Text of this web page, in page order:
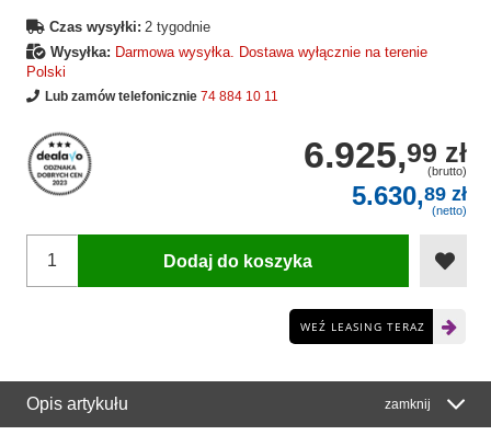
Czas wysyłki: 2 tygodnie
Wysyłka: Darmowa wysyłka. Dostawa wyłącznie na terenie
Polski
Lub zamów telefonicznie 74 884 10 11
6.925,99 zł
(brutto)
5.630,89 zł
(netto)
Dodaj do koszyka
WEŹ LEASING TERAZ
Opis artykułu zamknij